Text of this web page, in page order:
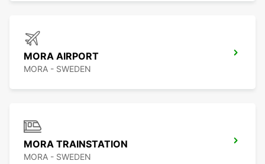
MORA AIRPORT
MORA - SWEDEN
MORA TRAINSTATION
MORA - SWEDEN